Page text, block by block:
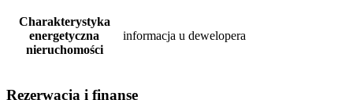
Charakterystyka
energetyczna
nieruchomości
informacja u dewelopera
Rezerwacja i finanse